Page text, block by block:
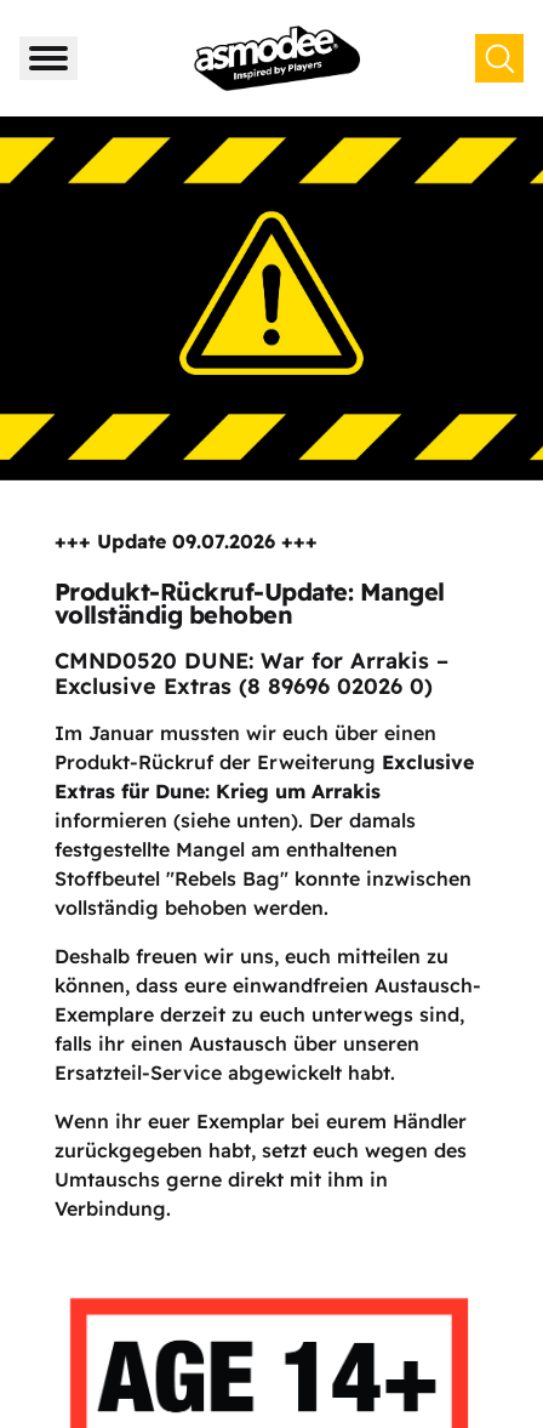
+++ Update 09.07.2026 +++
Produkt-Rückruf-Update: Mangel
vollständig behoben
CMND0520 DUNE: War for Arrakis –
Exclusive Extras (8 89696 02026 0)
Im Januar mussten wir euch über einen
Produkt-Rückruf der Erweiterung Exclusive
Extras für Dune: Krieg um Arrakis
informieren (siehe unten). Der damals
festgestellte Mangel am enthaltenen
Stoffbeutel "Rebels Bag" konnte inzwischen
vollständig behoben werden.
Deshalb freuen wir uns, euch mitteilen zu
können, dass eure einwandfreien Austausch-
Exemplare derzeit zu euch unterwegs sind,
falls ihr einen Austausch über unseren
Ersatzteil-Service abgewickelt habt.
Wenn ihr euer Exemplar bei eurem Händler
zurückgegeben habt, setzt euch wegen des
Umtauschs gerne direkt mit ihm in
Verbindung.